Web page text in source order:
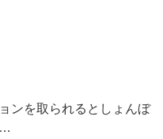
ンを取られるとしょんぼ